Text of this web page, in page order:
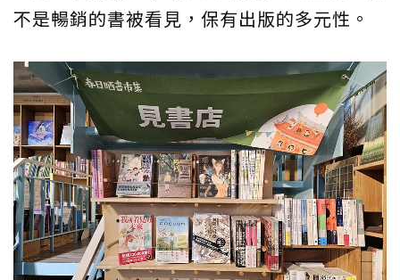
不是暢銷的書被看見，保有出版的多元性。